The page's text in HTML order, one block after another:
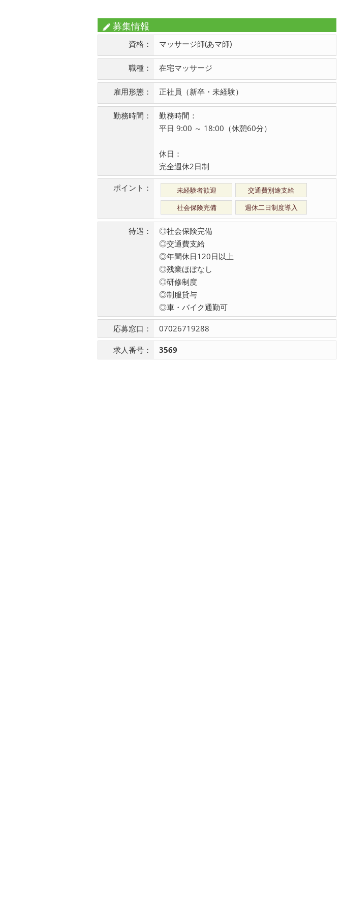
募集情報
資格： マッサージ師(あマ師)
職種： 在宅マッサージ
雇用形態： 正社員（新卒・未経験）
勤務時間：
勤務時間：
平日 9:00 ～ 18:00（休憩60分）
休日：
完全週休2日制
ポイント： 未経験者歓迎
交通費別途支給
社会保険完備
週休二日制度導入
待遇：
◎社会保険完備
◎交通費支給
◎年間休日120日以上
◎残業ほぼなし
◎研修制度
◎制服貸与
◎車・バイク通勤可
応募窓口： 07026719288
求人番号： 3569